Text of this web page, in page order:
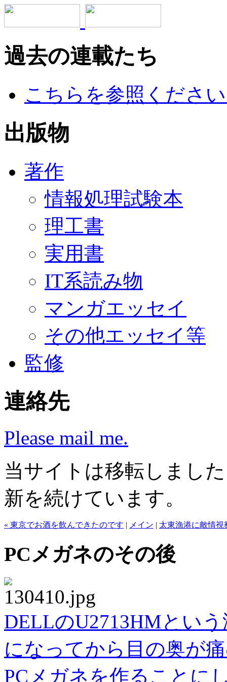
過去の連載たち
こちらを参照くださ
出版物
著作
情報処理試験本
理工書
実用書
IT系読み物
マンガエッセイ
その他エッセイ等
監修
連絡先
Please mail me.
当サイトは移転しまし
新を続けています。
« 東京でお酒を飲んできたのです | メイン | 太東漁港に敵情視
PCメガネのその後
DELLのU2713HMとい
になってから目の奥が
PCメガネを作ることに